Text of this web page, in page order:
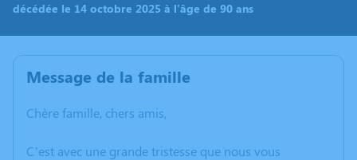
décédée le 14 octobre 2025 à l'âge de 90 ans
Message de la famille
Chère famille, chers amis,
C’est avec une grande tristesse que nous vous